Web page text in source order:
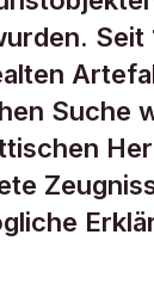
Seit
Suche